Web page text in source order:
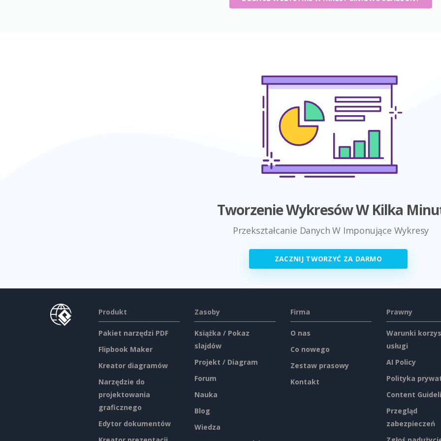
Tworzenie Wykresów W Kilka
Przekształcanie Danych W Imponujące Wykresy
ZACZNIJ TWORZYĆ ZA DARMO
Produkt
Pakiet narzędzi PDF
Flipbook Maker
Kreator diagramów
Narzędzie do
projektowania
graficznego
Edytor dokumentów
Zasoby
Książka / Pokaz
slajdów
Projekt / Diagram
Forum
Nauka
Blog
Wiedza
Firma
O nas
Co nowego
Zestaw prasowy
Kontakt
Prawny
Warunki
usługi
AI Policy
Polityka
Content
Przegląd
zabezpieczeń